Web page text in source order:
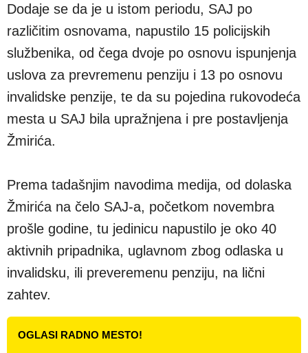
Dodaje se da je u istom periodu, SAJ po
različitim osnovama, napustilo 15 policijskih
službenika, od čega dvoje po osnovu ispunjenja
uslova za prevremenu penziju i 13 po osnovu
invalidske penzije, te da su pojedina rukovodeća
mesta u SAJ bila upražnjena i pre postavljenja
Žmirića.
Prema tadašnjim navodima medija, od dolaska
Žmirića na čelo SAJ-a, početkom novembra
prošle godine, tu jedinicu napustilo je oko 40
aktivnih pripadnika, uglavnom zbog odlaska u
invalidsku, ili preveremenu penziju, na lični
zahtev.
OGLASI RADNO MESTO!